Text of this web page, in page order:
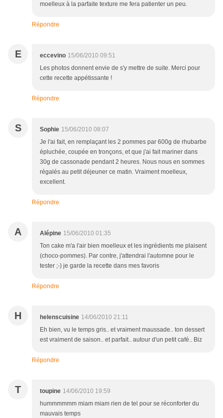
moelleux à la parfaite texture me fera patienter un peu.
Répondre
E eccevino 15/06/2010 09:51
Les photos donnent envie de s'y mettre de suite. Merci pour
cette recette appétissante !
Répondre
S Sophie 15/06/2010 08:07
Je l'ai fait, en remplaçant les 2 pommes par 600g de rhubarbe
épluchée, coupée en tronçons, et que j'ai fait mariner dans
30g de cassonade pendant 2 heures. Nous nous en sommes
régalés au petit déjeuner ce matin. Vraiment moelleux,
excellent.
Répondre
A Alépine 15/06/2010 01:35
Ton cake m'a l'air bien moelleux et les ingrédients me plaisent
(choco-pommes). Par contre, j'attendrai l'automne pour le
tester ;-) je garde la recette dans mes favoris
Répondre
H helenscuisine 14/06/2010 21:11
Eh bien, vu le temps gris.. et vraiment maussade.. ton dessert
est vraiment de saison.. et parfait.. autour d'un petit café.. Biz
Répondre
T toupine 14/06/2010 19:59
hummmmmm miam miam rien de tel pour se réconforter du
mauvais temps